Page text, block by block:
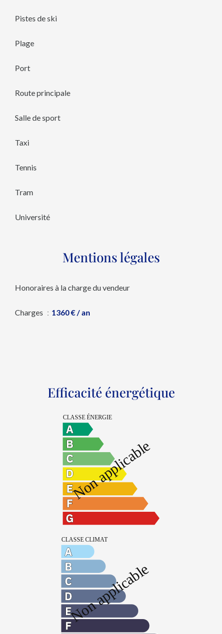
Pistes de ski
Plage
Port
Route principale
Salle de sport
Taxi
Tennis
Tram
Université
Mentions légales
Honoraires à la charge du vendeur
Charges 1360 € / an
Efficacité énergétique